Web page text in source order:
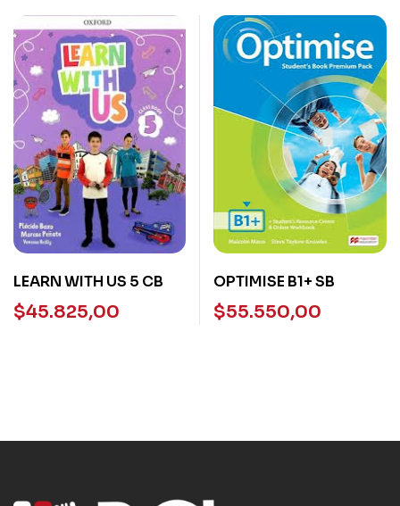
LEARN WITH US 5 CB
$45.825,00
OPTIMISE B1+ SB
$55.550,00